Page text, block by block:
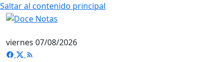
Saltar al contenido principal
viernes 07/08/2026